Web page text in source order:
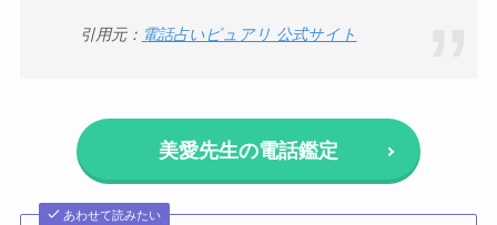
引用元： 電話占いピュアリ 公式サイト
美愛先生の電話鑑定
あわせて読みたい